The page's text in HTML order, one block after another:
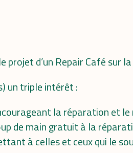
projet d’un Repair Café sur
un triple intérêt :
la réparation et
de main gratuit à la
à celles et ceux qui le